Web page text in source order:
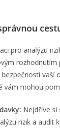
pro analýzu
rozhodnutím
vaší
vám mohou
Nejdříve si
rizik a audit